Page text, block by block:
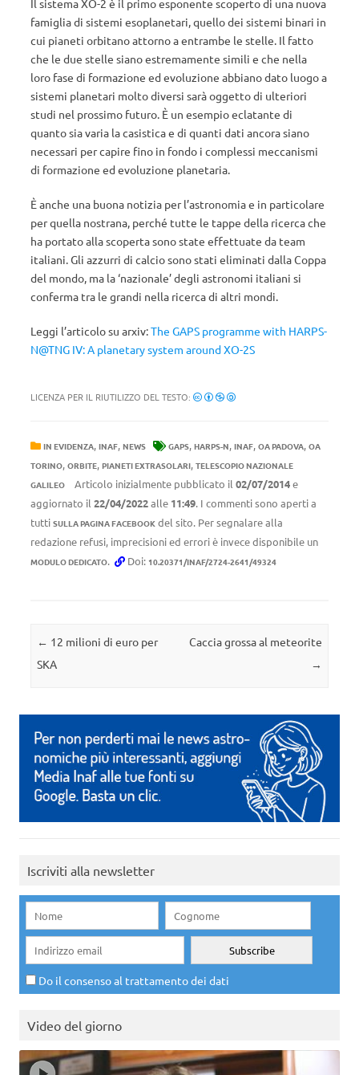
Il sistema XO-2 è il primo esponente scoperto di una nuova
famiglia di sistemi esoplanetari, quello dei sistemi binari in
cui pianeti orbitano attorno a entrambe le stelle. Il fatto
che le due stelle siano estremamente simili e che nella
loro fase di formazione ed evoluzione abbiano dato luogo a
sistemi planetari molto diversi sarà oggetto di ulteriori
studi nel prossimo futuro. È un esempio eclatante di
quanto sia varia la casistica e di quanti dati ancora siano
necessari per capire fino in fondo i complessi meccanismi
di formazione ed evoluzione planetaria.
È anche una buona notizia per l’astronomia e in particolare
per quella nostrana, perché tutte le tappe della ricerca che
ha portato alla scoperta sono state effettuate da team
italiani. Gli azzurri di calcio sono stati eliminati dalla Coppa
del mondo, ma la ‘nazionale’ degli astronomi italiani si
conferma tra le grandi nella ricerca di altri mondi.
Leggi l’articolo su arxiv:The GAPS programme with HARPS-
N@TNG IV: A planetary system around XO-2S
LICENZA PER IL RIUTILIZZO DEL TESTO:
IN EVIDENZA, INAF, NEWS GAPS, HARPS-N, INAF, OA PADOVA, OA
TORINO, ORBITE, PIANETI EXTRASOLARI, TELESCOPIO NAZIONALE
GALILEO
Articolo inizialmente pubblicato il 02/07/2014e
aggiornato il 22/04/2022alle 11:49. I commenti sono aperti a
tutti SULLA PAGINA FACEBOOK del sito. Per segnalare alla
redazione refusi, imprecisioni ed errori è invece disponibile un
MODULO DEDICATO. Doi: 10.20371/INAF/2724-2641/49324
Navigazione articolo
← 12 milioni di euro per
SKA
Caccia grossa al meteorite
→
Iscriviti alla newsletter
Do il consenso al trattamento dei dati
Video del giorno